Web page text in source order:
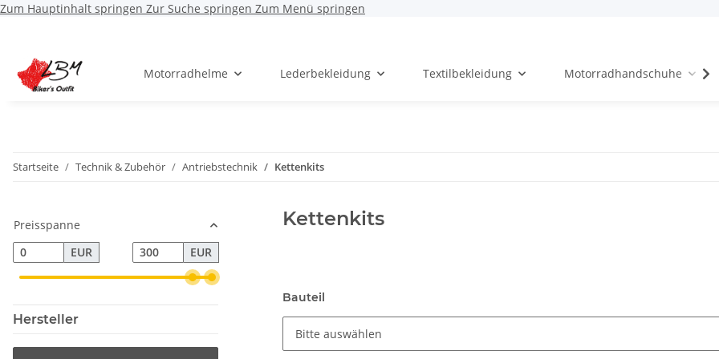
Zum Hauptinhalt springen Zur Suche springen Zum Menü springen
Motorradhelme Lederbekleidung Textilbekleidung Motorradhandschuhe
Startseite Technik & Zubehör Antriebstechnik Kettenkits
Kettenkits
Bauteil
Preisspanne
EUR
EUR
Hersteller